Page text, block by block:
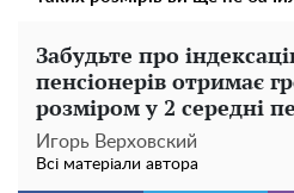
Забудьте про
пенсіонерів отримає
розміром у 2 середні
Игорь Верховский
Всі матеріали автора